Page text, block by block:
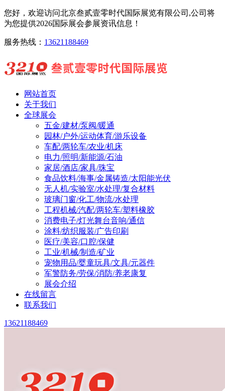
您好，欢迎访问北京叁贰壹零时代国际展览有限公司,公司将
为您提供2026国际展会参展资讯信息！
服务热线： 13621188469
网站首页
关于我们
全球展会
五金/建材/泵阀/暖通
园林/户外/运动体育/游乐设备
车配/两轮车/农业/机床
电力/照明/新能源/石油
家居/酒店/家具/珠宝
食品饮料/海事/金属铸造/太阳能光伏
无人机/实验室/水处理/复合材料
玻璃门窗/化工/物流/水处理
工程机械/汽配/两轮车/塑料橡胶
消费电子/灯光舞台音响/通信
涂料/纺织服装/广告印刷
医疗/美容/口腔/保健
工业/机械/制造/矿业
宠物用品/婴童玩具/文具/元器件
军警防务/劳保/消防/养老康复
展会介绍
在线留言
联系我们
13621188469